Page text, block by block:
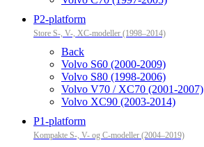
P2-platform
Store S-, V-, XC-modeller (1998–2014)
Back
Volvo S60 (2000-2009)
Volvo S80 (1998-2006)
Volvo V70 / XC70 (2001-2007)
Volvo XC90 (2003-2014)
P1-platform
Kompakte S-, V- og C-modeller (2004–2019)